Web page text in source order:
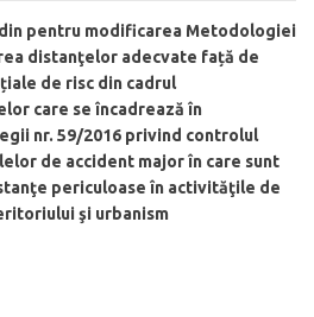
pentru modificarea Metodologiei
distanţelor adecvate față de
de risc din cadrul
care se încadrează în
nr. 59/2016 privind controlul
de accident major în care sunt
periculoase în activităţile de
şi urbanism